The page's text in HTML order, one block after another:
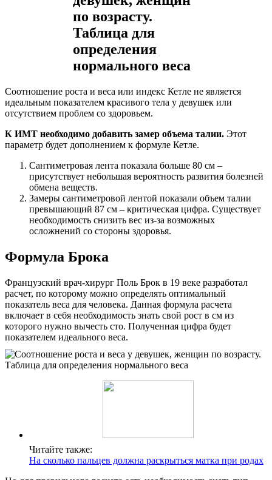
Соотношение роста и веса или индекс Кетле не является
идеальным показателем красивого тела у девушек или
отсутствием проблем со здоровьем.
К ИМТ необходимо добавить замер объема талии. Этот
параметр будет дополнением к формуле Кетле.
Сантиметровая лента показала больше 80 см –
присутствует небольшая вероятность развития болезней
обмена веществ.
Замеры сантиметровой лентой показали объем талии
превышающий 87 см – критическая цифра. Существует
необходимость снизить вес из-за возможных
осложнений со стороны здоровья.
Формула Брока
Французский врач-хирург Поль Брок в 19 веке разработал
расчет, по которому можно определять оптимальный
показатель веса для человека. Данная формула расчета
включает в себя необходимость знать свой рост в см из
которого нужно вычесть сто. Полученная цифра будет
показателем идеального веса.
Читайте также:
На сколько пальцев должна раскрыться матка при родах